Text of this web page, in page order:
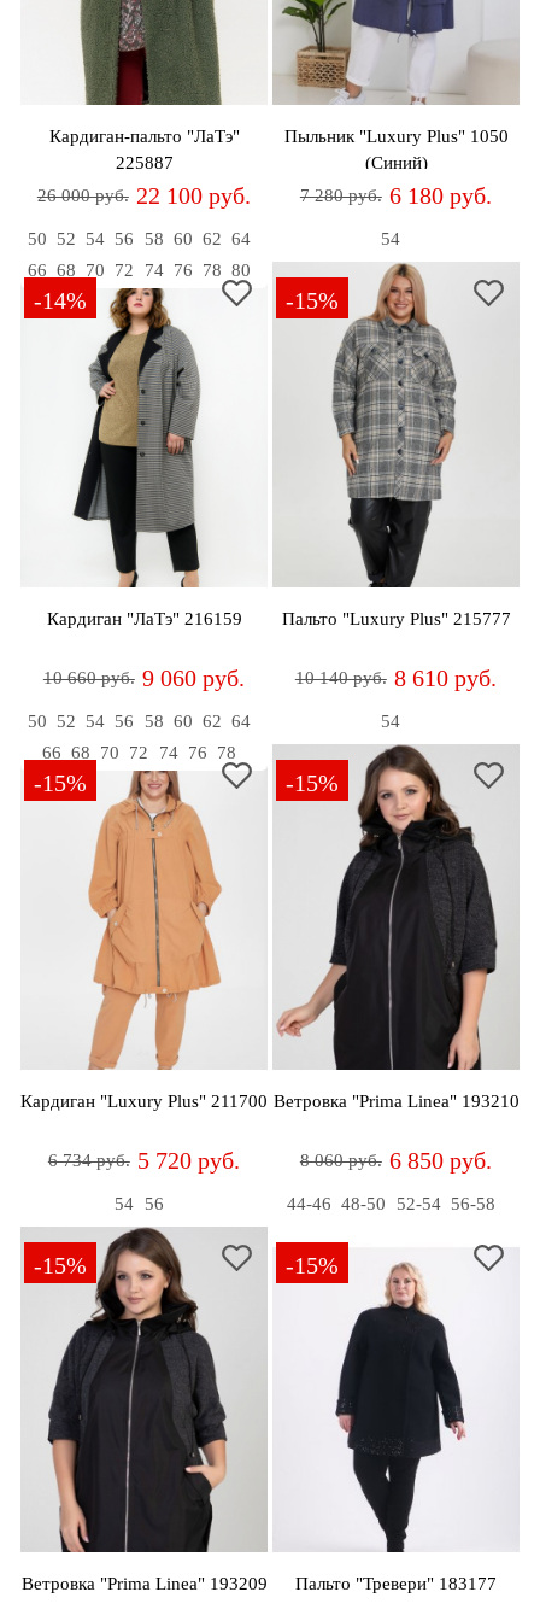
Костюмы
Топы
Одежда
Белье
Одежда
пляжа
Комплекты
украшений
Заколки
украшения
Распродажа
Кардиган-пальто "ЛаТэ"
225887
26 000 руб. 22 100 руб.
50 52 54 56 58 60 62 64
66 68 70 72 74 76 78 80
Пыльник "Luxury Plus" 1050
(Синий)
7 280 руб. 6 180 руб.
54
-14%
Кардиган "ЛаТэ" 216159
10 660 руб. 9 060 руб.
50 52 54 56 58 60 62 64
66 68 70 72 74 76 78
-15%
Пальто "Luxury Plus" 215777
10 140 руб. 8 610 руб.
54
-15%
Кардиган "Luxury Plus" 211700
6 734 руб. 5 720 руб.
54 56
-15%
Ветровка "Prima Linea" 193210
8 060 руб. 6 850 руб.
44-46 48-50 52-54 56-58
-15%
Ветровка "Prima Linea" 193209
-15%
Пальто "Тревери" 183177